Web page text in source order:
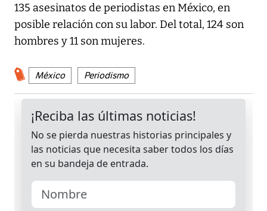
135 asesinatos de periodistas en México, en
posible relación con su labor. Del total, 124 son
hombres y 11 son mujeres.
México Periodismo